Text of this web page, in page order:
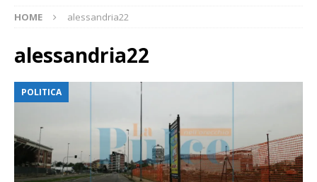
HOME alessandria22
alessandria22
POLITICA